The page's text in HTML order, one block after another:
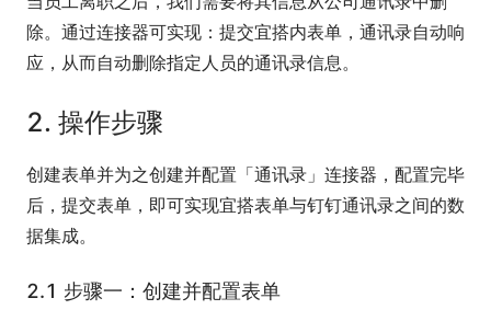
除。通过连接器可实现：提交宜搭内表单，通讯录自动响
应，从而自动删除指定人员的通讯录信息。
2. 操作步骤
创建表单并为之创建并配置「通讯录」连接器，配置完毕
后，提交表单，即可实现宜搭表单与钉钉通讯录之间的数
据集成。
2.1 步骤一：创建并配置表单